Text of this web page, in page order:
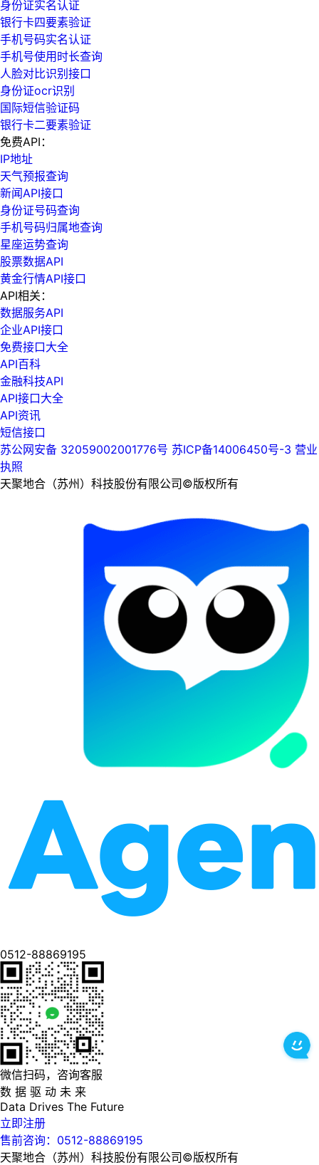
身份证实名认证
银行卡四要素验证
手机号码实名认证
手机号使用时长查询
人脸对比识别接口
身份证ocr识别
国际短信验证码
银行卡二要素验证
免费API：
IP地址
天气预报查询
新闻API接口
身份证号码查询
手机号码归属地查询
星座运势查询
股票数据API
黄金行情API接口
API相关：
数据服务API
企业API接口
免费接口大全
API百科
金融科技API
API接口大全
API资讯
短信接口
苏公网安备 32059002001776号 苏ICP备14006450号-3 营业
执照
天聚地合（苏州）科技股份有限公司©版权所有
0512-88869195
微信扫码，咨询客服
数 据 驱 动 未 来
Data Drives The Future
立即注册
售前咨询：0512-88869195
天聚地合（苏州）科技股份有限公司©版权所有